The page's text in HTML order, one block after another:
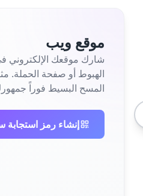
موقع ويب
شارك موقعك الإلكتروني
المسح البسيط فوراً
إنشاء رمز استجابة